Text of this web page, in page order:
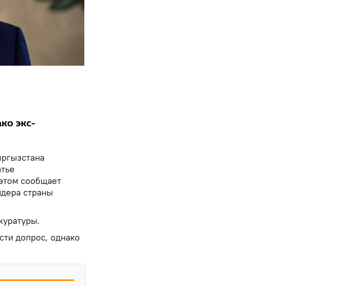
экс-
сообщает
страны
допрос, однако